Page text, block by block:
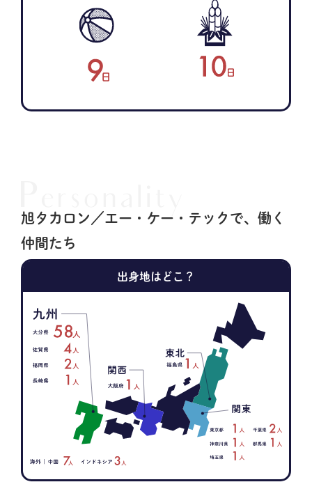
旭タカロン／エー・ケー・テックで、働く
仲間たち
出身地はどこ？